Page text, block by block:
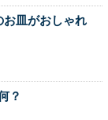
お皿がおしゃれ
？